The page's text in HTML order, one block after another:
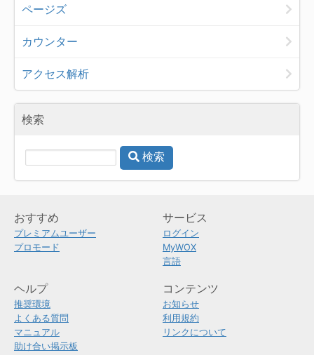
ページズ
カウンター
アクセス解析
検索
検索
おすすめ
プレミアムユーザー
プロモード
サービス
ログイン
MyWOX
言語
ヘルプ
推奨環境
よくある質問
マニュアル
助け合い掲示板
コンテンツ
お知らせ
利用規約
リンクについて